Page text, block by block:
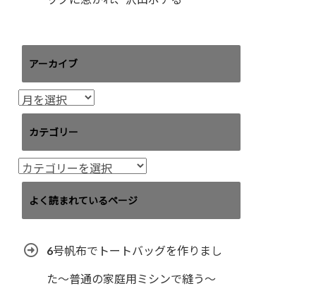
アーカイブ
ア
ー
イ
ブ
カテゴリー
カ
テ
リ
よく読まれているページ
6号帆布でトートバッグを作りまし
た〜普通の家庭用ミシンで縫う〜